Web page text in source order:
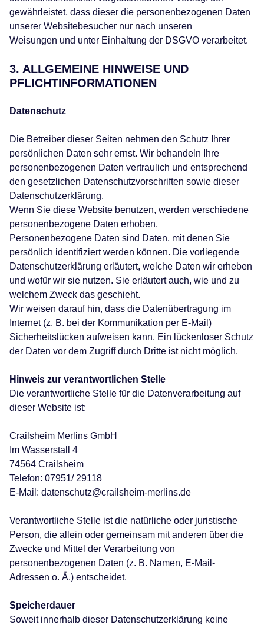
gewährleistet, dass dieser die personenbezogenen Daten
unserer Websitebesucher nur nach unseren
Weisungen und unter Einhaltung der DSGVO verarbeitet.
3. ALLGEMEINE HINWEISE UND
PFLICHTINFORMATIONEN
Datenschutz
Die Betreiber dieser Seiten nehmen den Schutz Ihrer
persönlichen Daten sehr ernst. Wir behandeln Ihre
personenbezogenen Daten vertraulich und entsprechend
den gesetzlichen Datenschutzvorschriften sowie dieser
Datenschutzerklärung.
Wenn Sie diese Website benutzen, werden verschiedene
personenbezogene Daten erhoben.
Personenbezogene Daten sind Daten, mit denen Sie
persönlich identifiziert werden können. Die vorliegende
Datenschutzerklärung erläutert, welche Daten wir erheben
und wofür wir sie nutzen. Sie erläutert auch, wie und zu
welchem Zweck das geschieht.
Wir weisen darauf hin, dass die Datenübertragung im
Internet (z. B. bei der Kommunikation per E-Mail)
Sicherheitslücken aufweisen kann. Ein lückenloser Schutz
der Daten vor dem Zugriff durch Dritte ist nicht möglich.
Hinweis zur verantwortlichen Stelle
Die verantwortliche Stelle für die Datenverarbeitung auf
dieser Website ist:
Crailsheim Merlins GmbH
Im Wasserstall 4
74564 Crailsheim
Telefon: 07951/ 29118
E-Mail: datenschutz@crailsheim-merlins.de
Verantwortliche Stelle ist die natürliche oder juristische
Person, die allein oder gemeinsam mit anderen über die
Zwecke und Mittel der Verarbeitung von
personenbezogenen Daten (z. B. Namen, E-Mail-
Adressen o. Ä.) entscheidet.
Speicherdauer
Soweit innerhalb dieser Datenschutzerklärung keine